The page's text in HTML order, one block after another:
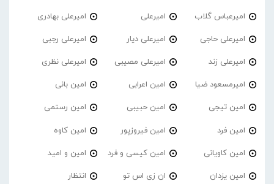
امیرعباس گلاب امیرعلی امیرعلی بهادری
امیرعلی حاجی امیرعلی دیار امیرعلی رجبی
امیرعلی زند امیرعلی مصیبی امیرعلی نظری
امیرمسعود ضیا امین اعرابی امین بانی
امین تیجی امین حبیبی امین رستمی
امین فرد امین فیروزپور امین کاوه
امین کاویانی امین کیسی و فرد امین و امید
امین یزدان ان زی اس تو انتظار